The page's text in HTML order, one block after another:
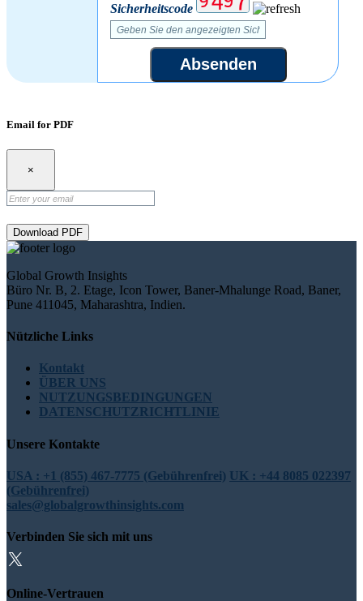
Sicherheitscode
Absenden
Email for PDF
×
Download PDF
Global Growth Insights
Büro Nr. B, 2. Etage, Icon Tower, Baner-Mhalunge Road, Baner,
Pune 411045, Maharashtra, Indien.
Nützliche Links
Kontakt
ÜBER UNS
NUTZUNGSBEDINGUNGEN
DATENSCHUTZRICHTLINIE
Unsere Kontakte
USA : +1 (855) 467-7775 (Gebührenfrei) UK : +44 8085 022397
(Gebührenfrei)
sales@globalgrowthinsights.com
Verbinden Sie sich mit uns
Online-Vertrauen